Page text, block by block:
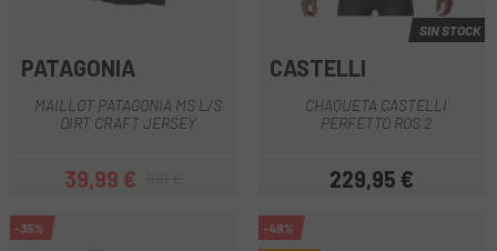
PATAGONIA
MAILLOT PATAGONIA MS L/S
DIRT CRAFT JERSEY
Precio
39,99 €Precio regular
SIN STOCK
CASTELLI
CHAQUETA CASTELLI
PERFETTO ROS 2
Precio
229,95 €
-35% -49%